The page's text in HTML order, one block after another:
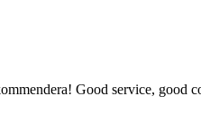
Good service, good